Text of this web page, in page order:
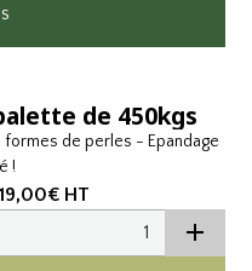
de 450kgs
de perles - Epandage
!
HT